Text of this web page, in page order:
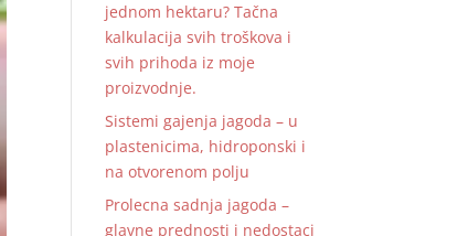
jednom hektaru? Tačna
kalkulacija svih troškova i
svih prihoda iz moje
proizvodnje.
Sistemi gajenja jagoda – u
plastenicima, hidroponski i
na otvorenom polju
Prolecna sadnja jagoda –
glavne prednosti i nedostaci